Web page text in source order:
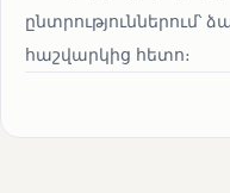
ընտրություններում՝
հաշվարկից հետո։